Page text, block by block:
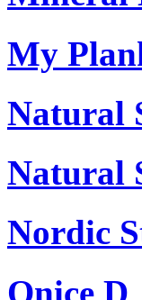
My
Natural
Natural
Nordic
Onice D